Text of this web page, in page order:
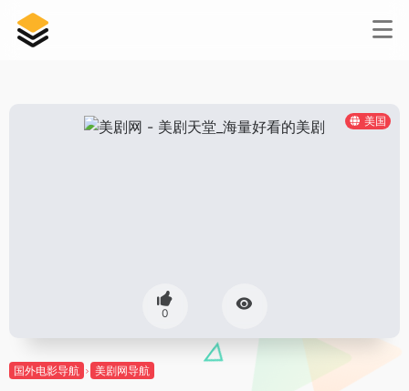
美国
0
国外电影导航 美剧网导航